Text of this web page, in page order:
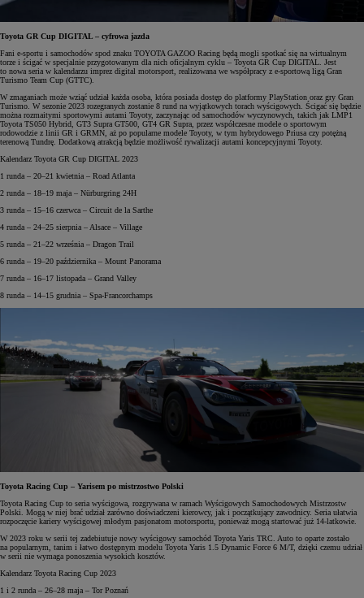
Toyota GR Cup DIGITAL – cyfrowa jazda
Fani e-sportu i samochodów spod znaku TOYOTA GAZOO Racing będą mogli spotkać się na wirtualnym
torze i ścigać w specjalnie przygotowanym dla nich oficjalnym cyklu – Toyota GR Cup DIGITAL. Jest
to nowa seria w kalendarzu imprez digital motorsport, realizowana we współpracy z e-sportową ligą Gran
Turismo Team Cup (GTTC).
W zmaganiach może wziąć udział każda osoba, która posiada dostęp do platformy PlayStation oraz gry Gran
Turismo. W sezonie 2023 rozegranych zostanie 8 rund na wyjątkowych torach wyścigowych. Ścigać się będzie
można rozmaitymi sportowymi autami Toyoty, zaczynając od samochodów wyczynowych, takich jak LMP1
Toyota TS050 Hybrid, GT3 Supra GT500, GT4 GR Supra, przez współczesne modele o sportowym
rodowodzie z linii GR i GRMN, aż po popularne modele Toyoty, w tym hybrydowego Priusa czy potężną
terenową Tundrę. Dodatkową atrakcją będzie możliwość rywalizacji autami koncepcyjnymi Toyoty.
Kalendarz Toyota GR Cup DIGITAL 2023
1 runda – 20–21 kwietnia – Road Atlanta
2 runda – 18–19 maja – Nürburgring 24H
3 runda – 15–16 czerwca – Circuit de la Sarthe
4 runda – 24–25 sierpnia – Alsace – Village
5 runda – 21–22 września – Dragon Trail
6 runda – 19–20 października – Mount Panorama
7 runda – 16–17 listopada – Grand Valley
8 runda – 14–15 grudnia – Spa-Francorchamps
Toyota Racing Cup – Yarisem po mistrzostwo Polski
Toyota Racing Cup to seria wyścigowa, rozgrywana w ramach Wyścigowych Samochodowych Mistrzostw
Polski. Mogą w niej brać udział zarówno doświadczeni kierowcy, jak i początkujący zawodnicy. Seria ułatwia
rozpoczęcie kariery wyścigowej młodym pasjonatom motorsportu, ponieważ mogą startować już 14-latkowie.
W 2023 roku w serii tej zadebiutuje nowy wyścigowy samochód Toyota Yaris TRC. Auto to oparte zostało
na popularnym, tanim i łatwo dostępnym modelu Toyota Yaris 1.5 Dynamic Force 6 M/T, dzięki czemu udział
w serii nie wymaga ponoszenia wysokich kosztów.
Kalendarz Toyota Racing Cup 2023
1 i 2 runda – 26–28 maja – Tor Poznań